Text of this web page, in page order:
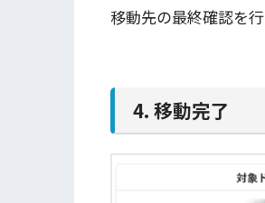
移動先の最終確認を
4. 移動完了